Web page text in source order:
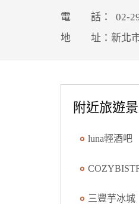
電 話： 02-
地 址：新北市
附近旅遊
luna輕酒吧
三豐芋冰城